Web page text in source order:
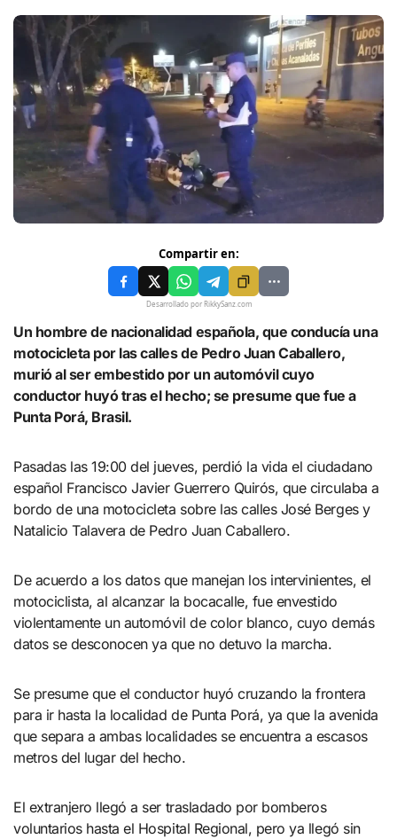
Compartir en:
Desarrollado por RikkySanz.com
Un hombre de nacionalidad española, que conducía una
motocicleta por las calles de Pedro Juan Caballero,
murió al ser embestido por un automóvil cuyo
conductor huyó tras el hecho; se presume que fue a
Punta Porá, Brasil.
Pasadas las 19:00 del jueves, perdió la vida el ciudadano
español Francisco Javier Guerrero Quirós, que circulaba a
bordo de una motocicleta sobre las calles José Berges y
Natalicio Talavera de Pedro Juan Caballero.
De acuerdo a los datos que manejan los intervinientes, el
motociclista, al alcanzar la bocacalle, fue envestido
violentamente un automóvil de color blanco, cuyo demás
datos se desconocen ya que no detuvo la marcha.
Se presume que el conductor huyó cruzando la frontera
para ir hasta la localidad de Punta Porá, ya que la avenida
que separa a ambas localidades se encuentra a escasos
metros del lugar del hecho.
El extranjero llegó a ser trasladado por bomberos
voluntarios hasta el Hospital Regional, pero ya llegó sin